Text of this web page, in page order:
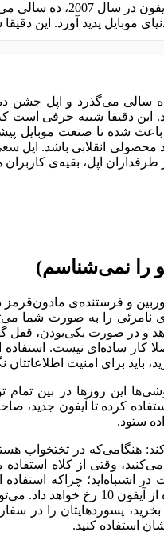
نقد و بررسی تخصصی
دنیای موبایل پدید آورد.
اولین آیفون در سال 2007، ده
این دقیقا شبیه حرفی
شده تا صنعت موبایل
نمی‌تواند محصولی انقلابی
طرفداران اپل، بقیه‌ی
و فرستنده‌ی مادون‌قرمز
را به ‌صورت شما
در صورت یکی‌بودن، قفل
کار ساده‌ای نیست.
باید برای امنیت اطلاعاتتان
کرده تا آیفون جدید،
در تختخواب
وقتی از کلاه
اشتباه‌اید؛ چراکه
پسورد‌هایتان را در
استفاده کنید.